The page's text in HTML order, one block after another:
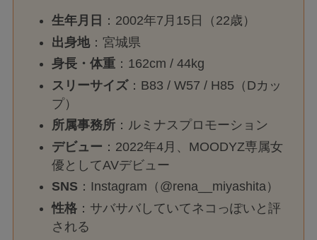
生年月日 ：2002年7月15日（22歳）
出身地：宮城県
身長・体重：162cm / 44kg
スリーサイズ：B83 / W57 / H85（Dカッ
プ）
所属事務所：ルミナスプロモーション
デビュー ：2022年4月、MOODYZ専属女
優としてAVデビュー
SNS：Instagram（@rena__miyashita）
性格：サバサバしていてネコっぽいと評
される